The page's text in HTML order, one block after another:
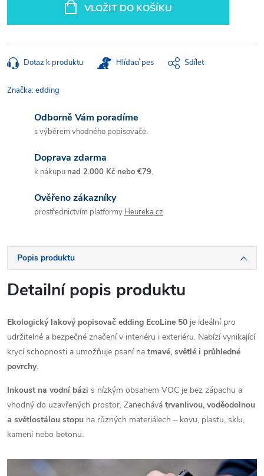
VLOŽIT DO KOŠÍKU
Dotaz k produktu Hlídací pes Sdílet
Značka:edding
Odborně Vám poradíme
s výběrem vhodného popisovače.
Doprava zdarma
k nákupunad 2.000 Kč nebo €79.
Ověřeno zákazníky
prostřednictvím platformy Heureka.cz.
Popis produktu
Detailní popis produktu
Ekologický lakový popisovač edding EcoLine 50 je ideální pro
udržitelné a bezpečné značení v interiéru i exteriéru. Nabízí vynikající
krycí schopnosti a umožňuje psaní na tmavé, světlé i průhledné
povrchy.
Inkoust na vodní bázi s nízkým obsahem VOC je bez zápachu a
vhodný do uzavřených prostor. Zanechává trvanlivou, voděodolnou
a světlostálou stopu na různých materiálech – kovu, plastu, sklu,
kameni nebo betonu.